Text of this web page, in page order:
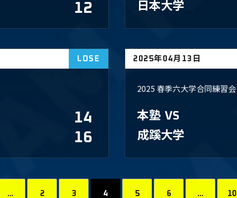
12 ​日本大学
LOSE
14
16
2025年04月13日
2025 春季六大学合同練習会
本塾 VS
成蹊大学
... 2 3 4 5 6 ... 10